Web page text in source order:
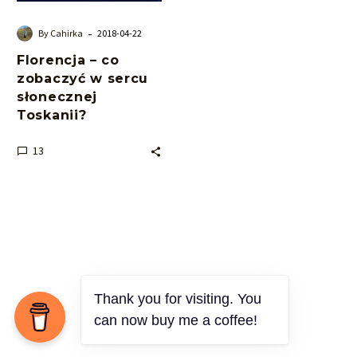
Toskanii?
By Cahirka - 2018-04-22
Florencja – co
zobaczyć w sercu
słonecznej
Toskanii?
13
Thank you for visiting. You
can now buy me a coffee!